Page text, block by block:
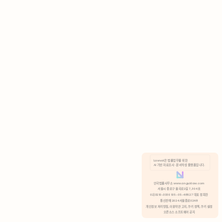
분석 쿠키 허용
Lawvot은 법률업무를 위한
AI 기반 자료조사 · 문서작성 플랫폼입니다.
안국법률사무소 www.anguklaw.com
서울시 종로구 율곡로2길 7, 304호
02)3210-3330 105-05-48527 대표 정희찬
통신판매 2024서울종로0248
개인정보 처리방침, 이용약관 고지, 쿠키 정책, 쿠키 설정
오픈소스 소프트웨어 공지